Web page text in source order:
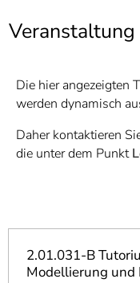
Zur
7]
Veranstaltung
Die hier angezeigten
werden dynamisch
Daher kontaktieren
die unter dem Punkt
2.01.031-B
Modellierung